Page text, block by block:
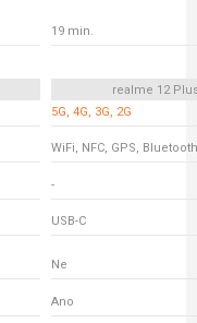
19 min.
realme 12
5G, 4G, 3G, 2G
WiFi, NFC, GPS, Bluetooth
-
USB-C
Ne
Ano